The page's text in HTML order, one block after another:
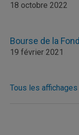
18 octobre 2022
Bourse de la
19 février 2021
Tous les affichages